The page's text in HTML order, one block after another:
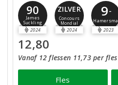
90
James
Suckling
2024
ZILVER
Concours
Mondial
2024
9-
Hamersma
2023
12,80
Vanaf 12 flessen 11,73 per fles
Fles